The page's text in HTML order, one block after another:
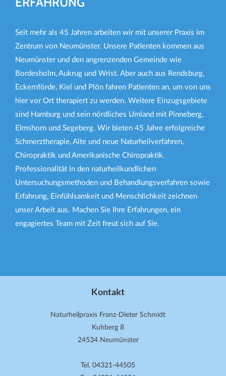
Seit mehr als 45 Jahren arbeiten wir mit unserer Praxis im
Zentrum von Neumünster. Unsere Patienten kommen aus
Neumünster und den angrenzenden Gemeinde wie
Bordesholm, Aukrug und Wrist. Aber auch aus Rendsburg,
Eckernförde, Kiel und Plön fahren Patienten an, um von uns
hier vor Ort therapiert zu werden. Weitere Einzugsgebiete
sind Hamburg und sein nördliches Umland mit Pinneberg,
Elmshorn und Segeberg. Wir bieten 45 Jahre erfolgreiche
Schmerztherapie, Alte und neue Naturheilverfahren,
Chiropraktik und Amerikanische Chiropraktik.
Professionalität in den naturheilkundlichen
Untersuchungsmethoden und Behandlungsverfahren sowie
Erfahrung, Einfühlsamkeit und Menschlichkeit zeichnen
unser Arbeit aus. Machen Sie Ihre Erfahrungen, ein
engagiertes Team mit Zeit freut sich auf Sie.
Kontakt
Naturheilpraxis Franz-Dieter Schmidt
Kuhberg 8
24534 Neumünster
Tel. 04321-44505